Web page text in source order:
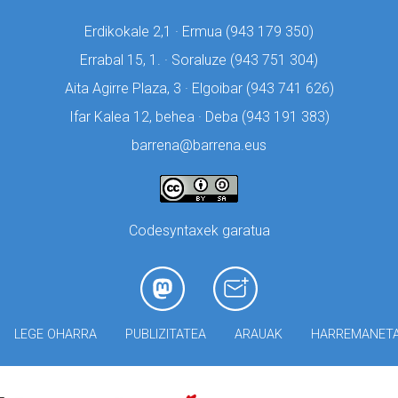
Erdikokale 2,1 · Ermua (943 179 350)
Errabal 15, 1. · Soraluze (943 751 304)
Aita Agirre Plaza, 3 · Elgoibar (943 741 626)
Ifar Kalea 12, behea · Deba (943 191 383)
barrena@barrena.eus
Codesyntaxek garatua
LEGE OHARRA PUBLIZITATEA ARAUAK